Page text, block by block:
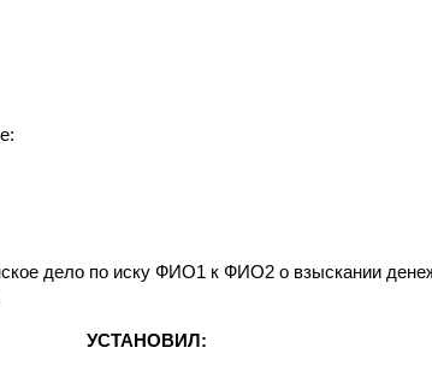
дело по иску ФИО1 к ФИО2 о взыскании
УСТАНОВИЛ: